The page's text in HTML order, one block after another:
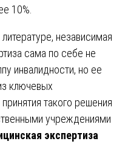
10%.
независимая
сама по себе не
инвалидности, но ее
ключевых
такого решения
учреждениями
экспертиза